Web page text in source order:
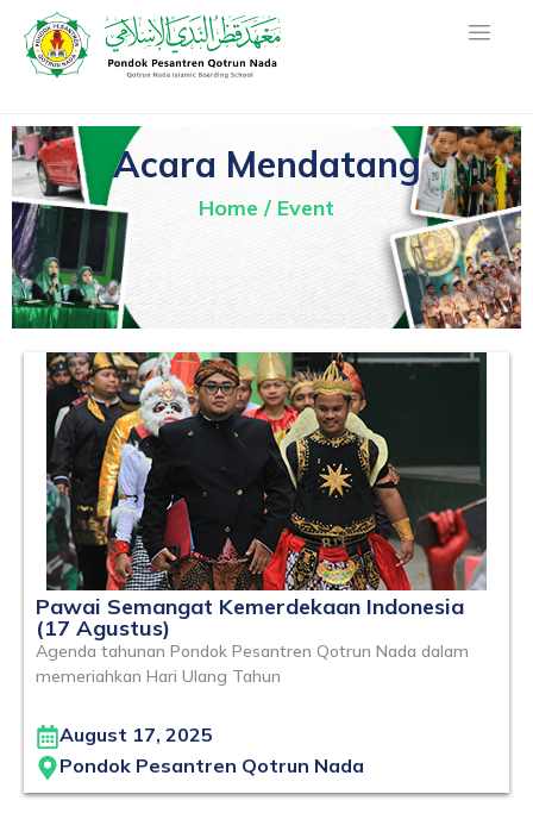
Acara Mendatang
Home / Event
Pawai Semangat Kemerdekaan Indonesia
(17 Agustus)
Agenda tahunan Pondok Pesantren Qotrun Nada dalam
memeriahkan Hari Ulang Tahun
August 17, 2025
Pondok Pesantren Qotrun Nada